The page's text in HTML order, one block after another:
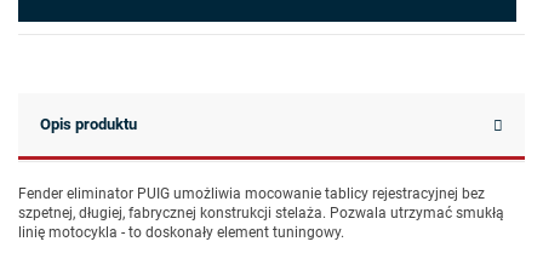
Opis produktu
Fender eliminator PUIG umożliwia mocowanie tablicy rejestracyjnej bez
szpetnej, długiej, fabrycznej konstrukcji stelaża. Pozwala utrzymać smukłą
linię motocykla - to doskonały element tuningowy.